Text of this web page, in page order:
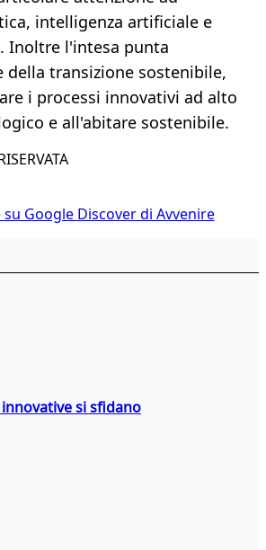
intelligenza artificiale e
Inoltre l'intesa punta
della transizione sostenibile,
i processi innovativi ad alto
e all'abitare sostenibile.
su Google Discover di Avvenire
si sfidano